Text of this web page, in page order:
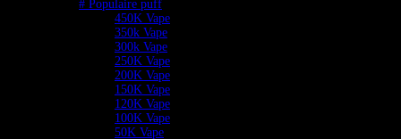
# Populaire puff
450K Vape
350k Vape
300k Vape
250K Vape
200K Vape
150K Vape
120K Vape
100K Vape
50K Vape